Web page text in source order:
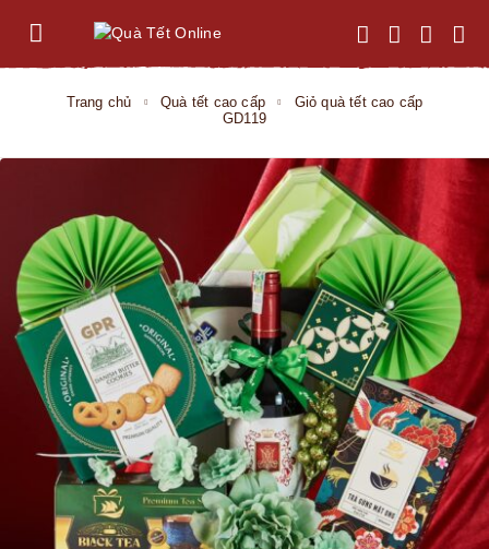
Trang chủ Quà tết cao cấp
Giỏ quà tết cao cấp
GD119